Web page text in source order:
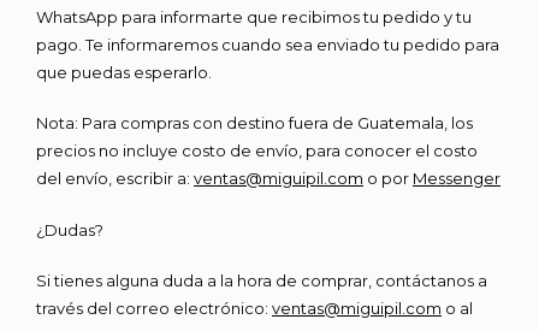
WhatsApp para informarte que recibimos tu pedido y tu
pago. Te informaremos cuando sea enviado tu pedido para
que puedas esperarlo.
Nota: Para compras con destino fuera de Guatemala, los
precios no incluye costo de envío, para conocer el costo
del envío, escribir a: ventas@miguipil.com o por Messenger
¿Dudas?
Si tienes alguna duda a la hora de comprar, contáctanos a
través del correo electrónico: ventas@miguipil.com o al